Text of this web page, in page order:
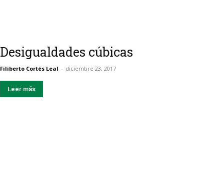
Desigualdades cúbicas
Filiberto Cortés Leal - diciembre 23, 2017
Leer más